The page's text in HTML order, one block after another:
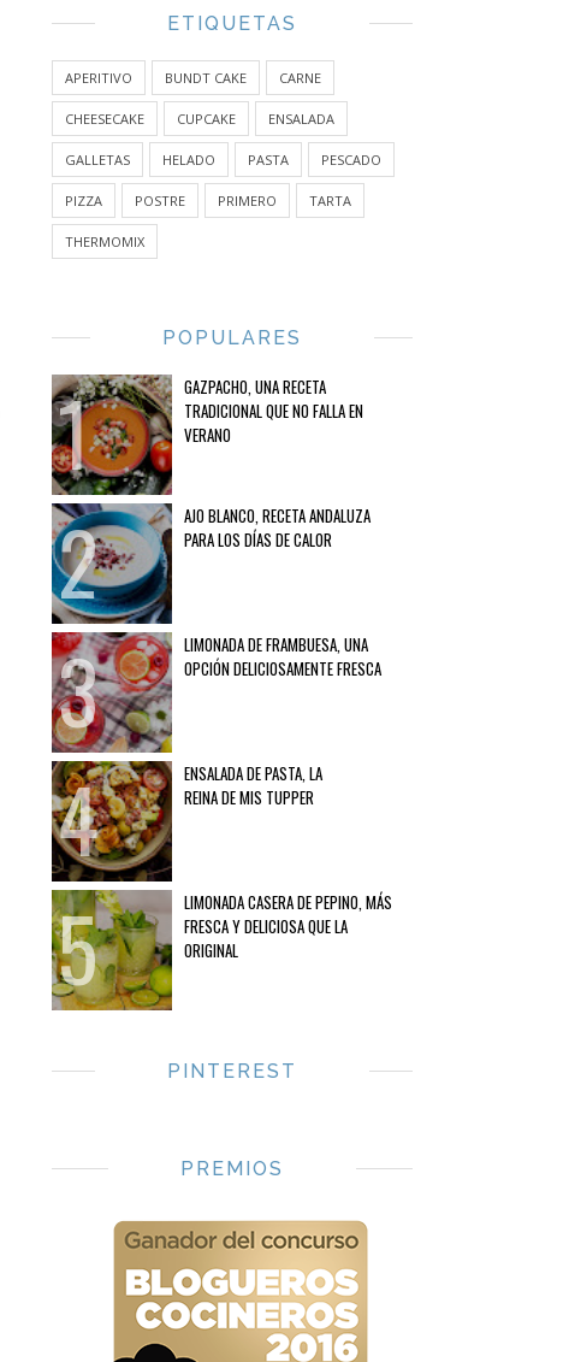
ETIQUETAS
APERITIVO BUNDT CAKE CARNE
CHEESECAKE CUPCAKE ENSALADA
GALLETAS HELADO PASTA PESCADO
PIZZA POSTRE PRIMERO TARTA
THERMOMIX
POPULARES
GAZPACHO, UNA RECETA
TRADICIONAL QUE NO FALLA EN
VERANO
AJO BLANCO, RECETA ANDALUZA
PARA LOS DÍAS DE CALOR
LIMONADA DE FRAMBUESA, UNA
OPCIÓN DELICIOSAMENTE FRESCA
ENSALADA DE PASTA, LA
REINA DE MIS TUPPER
LIMONADA CASERA DE PEPINO, MÁS
FRESCA Y DELICIOSA QUE LA
ORIGINAL
PINTEREST
PREMIOS